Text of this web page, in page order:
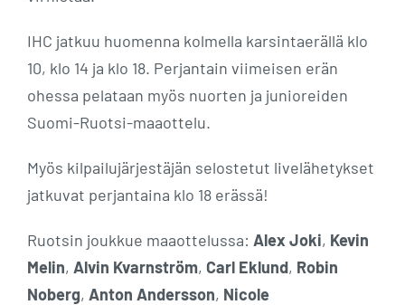
IHC jatkuu huomenna kolmella karsintaerällä klo
10, klo 14 ja klo 18. Perjantain viimeisen erän
ohessa pelataan myös nuorten ja junioreiden
Suomi-Ruotsi-maaottelu.
Myös kilpailujärjestäjän selostetut livelähetykset
jatkuvat perjantaina klo 18 erässä!
Ruotsin joukkue maaottelussa: Alex Joki, Kevin
Melin, Alvin Kvarnström, Carl Eklund, Robin
Noberg, Anton Andersson, Nicole